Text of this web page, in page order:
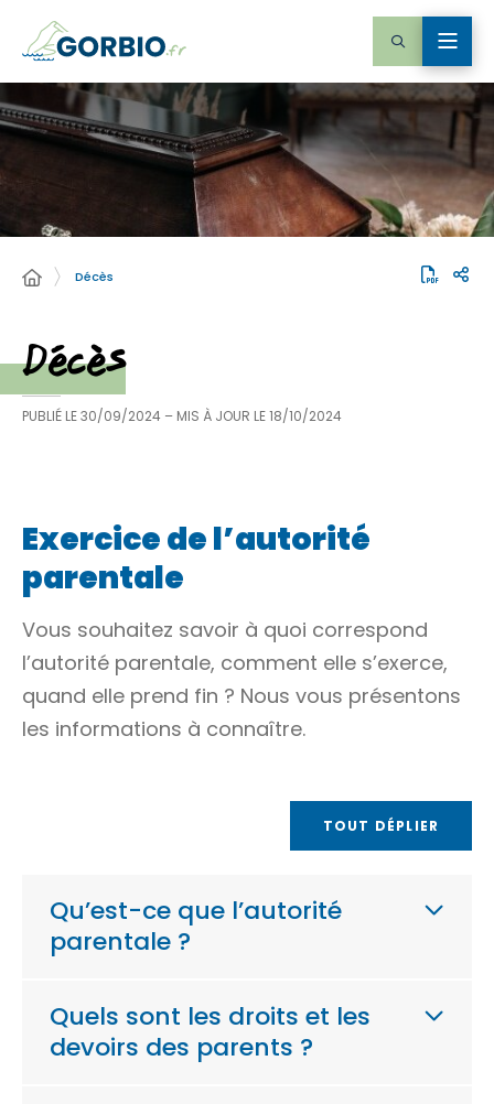
Décès
Décès
PUBLIÉ LE30/09/2024 – MIS À JOUR LE18/10/2024
Exercice de l’autorité
parentale
Vous souhaitez savoir à quoi correspond
l’autorité parentale, comment elle s’exerce,
quand elle prend fin ? Nous vous présentons
les informations à connaître.
TOUT DÉPLIER
Qu’est-ce que l’autorité
parentale ?
Quels sont les droits et les
devoirs des parents ?